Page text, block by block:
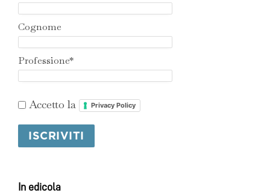
Cognome
Professione*
Accetto la Privacy Policy
In edicola